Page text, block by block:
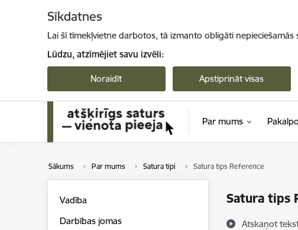
Sīkdatnes
Lai šī tīmekļvietne darbotos, tā izmanto obligāti
Lūdzu, atzīmējiet savu izvēli:
Noraidīt Apstiprināt visas
Par mums
Sākums Par mums Satura tipi Satura tips Reference
Satura tips
Atskaņot
Vadība
Darbības jomas